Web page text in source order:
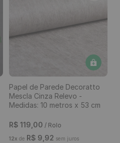
Papel de Parede Decoratto
Mescla Cinza Relevo -
Medidas: 10 metros x 53 cm
R$ 119,00 / Rolo
12x de R$ 9,92 sem juros